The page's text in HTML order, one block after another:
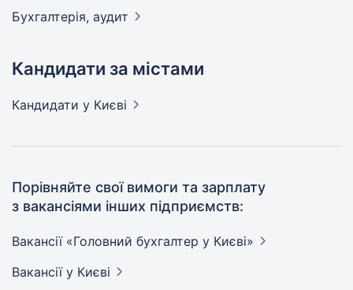
Бухгалтерія, аудит
Кандидати за містами
Кандидати у Києві
Порівняйте свої вимоги та зарплату
з вакансіями інших підприємств:
Вакансії «Головний бухгалтер у Києві»
Вакансії у Києві